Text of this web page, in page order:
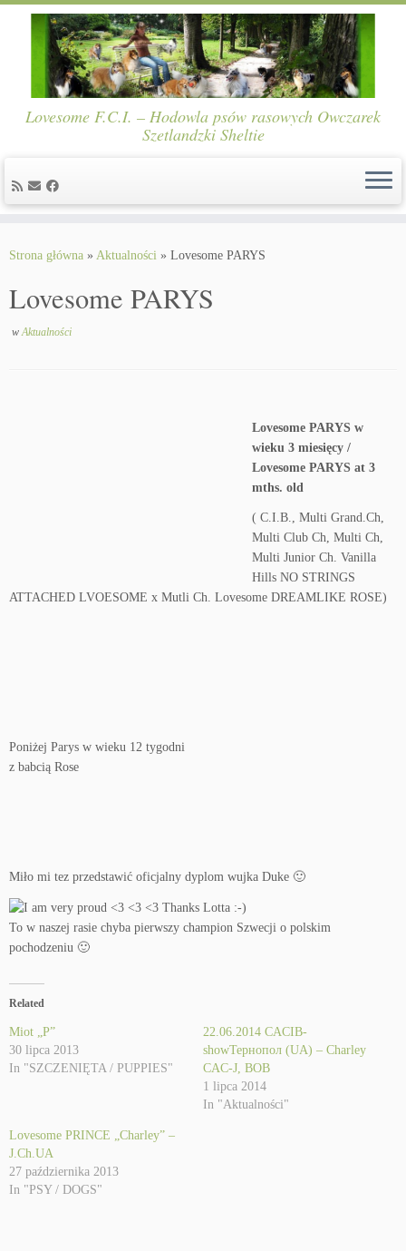
Lovesome F.C.I. – Hodowla psów rasowych Owczarek
Szetlandzki Sheltie
Strona główna » Aktualności » Lovesome PARYS
Lovesome PARYS
wAktualności
Lovesome PARYS w
wieku 3 miesięcy /
Lovesome PARYS at 3
mths. old
( C.I.B., Multi Grand.Ch,
Multi Club Ch, Multi Ch,
Multi Junior Ch. Vanilla
Hills NO STRINGS
ATTACHED LVOESOME x Mutli Ch. Lovesome DREAMLIKE ROSE)
Poniżej Parys w wieku 12 tygodni
z babcią Rose
Miło mi tez przedstawić oficjalny dyplom wujka Duke 🙂
To w naszej rasie chyba pierwszy champion Szwecji o polskim
pochodzeniu 🙂
Related
Miot „P”
30 lipca 2013
In "SZCZENIĘTA / PUPPIES"
22.06.2014 CACIB-
showТернопол (UA) – Charley
CAC-J, BOB
1 lipca 2014
In "Aktualności"
Lovesome PRINCE „Charley” –
J.Ch.UA
27 października 2013
In "PSY / DOGS"